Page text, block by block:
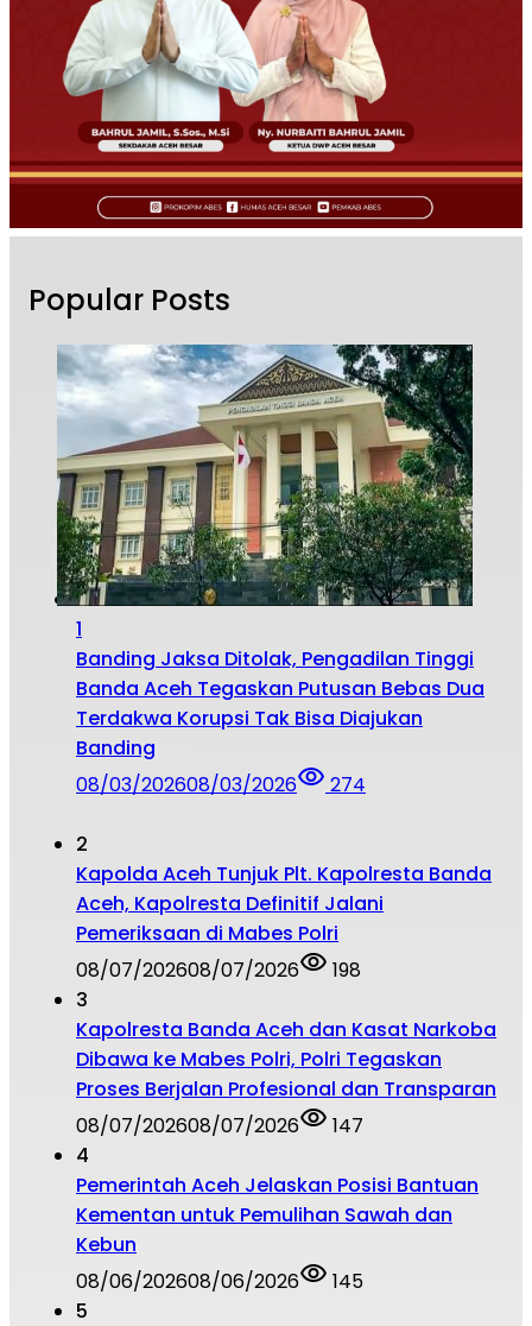
Popular Posts
1
Banding Jaksa Ditolak, Pengadilan Tinggi
Banda Aceh Tegaskan Putusan Bebas Dua
Terdakwa Korupsi Tak Bisa Diajukan
Banding
08/03/202608/03/2026 274
2
Kapolda Aceh Tunjuk Plt. Kapolresta Banda
Aceh, Kapolresta Definitif Jalani
Pemeriksaan di Mabes Polri
08/07/202608/07/2026
198
3
Kapolresta Banda Aceh dan Kasat Narkoba
Dibawa ke Mabes Polri, Polri Tegaskan
Proses Berjalan Profesional dan Transparan
08/07/202608/07/2026
147
4
Pemerintah Aceh Jelaskan Posisi Bantuan
Kementan untuk Pemulihan Sawah dan
Kebun
08/06/202608/06/2026
145
5